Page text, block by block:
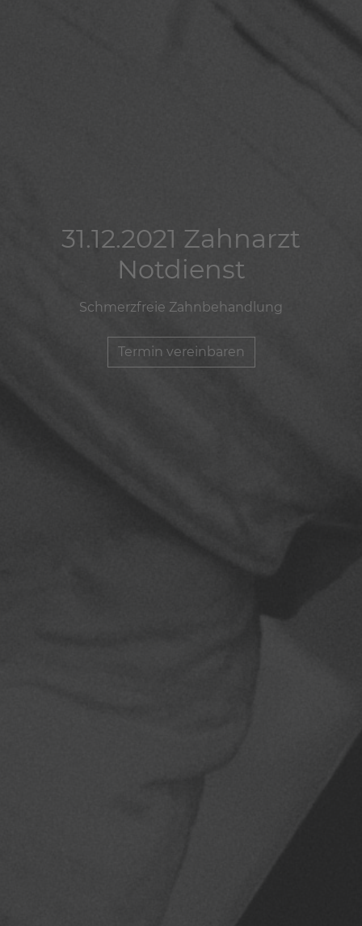
31.12.2021 Zahnarzt
Notdienst
Schmerzfreie Zahnbehandlung
Termin vereinbaren
31.12.2021 Zahnarzt
Notdienst
Schmerzfreie Zahnbehandlung
Termin vereinbaren
31.12.2021 Zahnarzt
Notdienst
Schmerzfreie Zahnbehandlung
Termin vereinbaren